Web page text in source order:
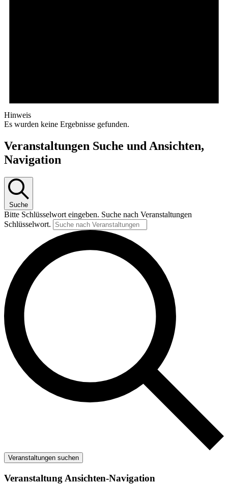
Hinweis
Es wurden keine Ergebnisse gefunden.
Veranstaltungen Suche und Ansichten,
Navigation
Suche
Bitte Schlüsselwort eingeben. Suche nach Veranstaltungen
Schlüsselwort.
Veranstaltungen suchen
Veranstaltung Ansichten-Navigation